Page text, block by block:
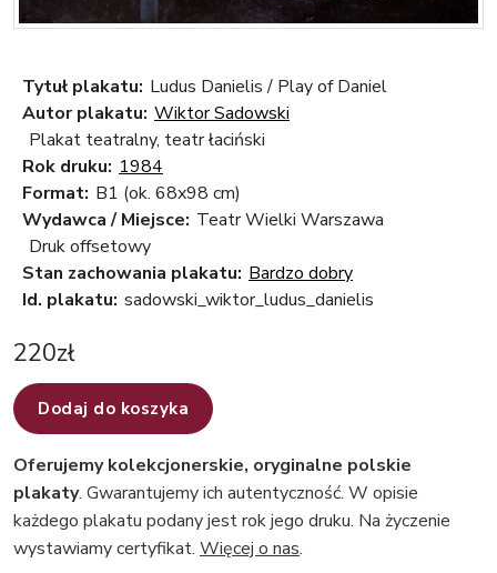
Tytuł plakatu: Ludus Danielis / Play of Daniel
Autor plakatu: Wiktor Sadowski
Plakat teatralny, teatr łaciński
Rok druku: 1984
Format: B1 (ok. 68x98 cm)
Wydawca / Miejsce: Teatr Wielki Warszawa
Druk offsetowy
Stan zachowania plakatu: Bardzo dobry
Id. plakatu: sadowski_wiktor_ludus_danielis
220zł
Dodaj do koszyka
Oferujemy kolekcjonerskie, oryginalne polskie
plakaty. Gwarantujemy ich autentyczność. W opisie
każdego plakatu podany jest rok jego druku. Na życzenie
wystawiamy certyfikat. Więcej o nas.